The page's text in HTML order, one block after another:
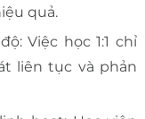
quả.
Việc học 1:1 chỉ
liên tục và phản